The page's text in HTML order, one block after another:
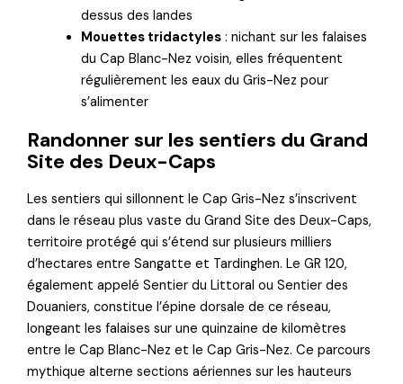
dessus des landes
Mouettes tridactyles : nichant sur les falaises
du Cap Blanc-Nez voisin, elles fréquentent
régulièrement les eaux du Gris-Nez pour
s’alimenter
Randonner sur les sentiers du Grand
Site des Deux-Caps
Les sentiers qui sillonnent le Cap Gris-Nez s’inscrivent
dans le réseau plus vaste du Grand Site des Deux-Caps,
territoire protégé qui s’étend sur plusieurs milliers
d’hectares entre Sangatte et Tardinghen. Le GR 120,
également appelé Sentier du Littoral ou Sentier des
Douaniers, constitue l’épine dorsale de ce réseau,
longeant les falaises sur une quinzaine de kilomètres
entre le Cap Blanc-Nez et le Cap Gris-Nez. Ce parcours
mythique alterne sections aériennes sur les hauteurs